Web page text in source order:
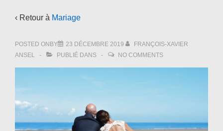
‹ Retour à Mariage
POSTED ONBY 23 DÉCEMBRE 2019
FRANÇOIS-XAVIER
ANSEL
PUBLIÉ DANS NO COMMENTS